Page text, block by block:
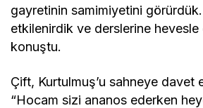
gayretinin samimiyetini
etkilenirdik ve derslerine
konuştu.
Çift, Kurtulmuş’u sahneye davet
“Hocam sizi ananos ederken